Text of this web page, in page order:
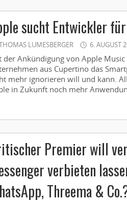
sucht Entwickler
LUMESBERGER 6. AUGUST
der Ankündigung von Apple
aus Cupertino das
mehr ignorieren will und kann.
in Zukunft noch mehr
Premier will
verbieten
Threema &